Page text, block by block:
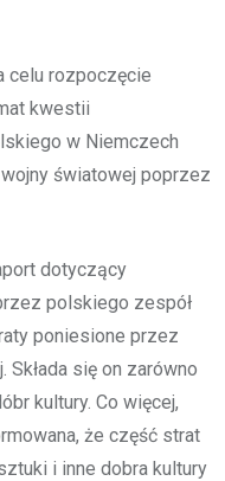
celu rozpoczęcie
kwestii
w Niemczech
światowej poprzez
dotyczący
polskiego zespół
poniesione przez
się on zarówno
kultury. Co więcej,
że część strat
i inne dobra kultury